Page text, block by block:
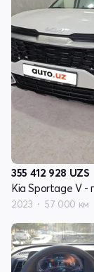
355 412 928 UZS
Kia Sportage V -
2023 57 000 км